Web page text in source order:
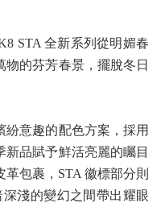
STA 全新系列從明媚春
的芬芳春景，擺脫冬日
紛意趣的配色方案，採用
品賦予鮮活亮麗的矚目
包裹，STA 徽標部分則
淺的變幻之間帶出耀眼